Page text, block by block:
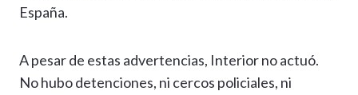
España.
A pesar de estas advertencias, Interior no actuó.
No hubo detenciones, ni cercos policiales, ni